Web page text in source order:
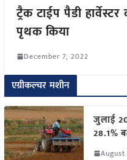
ट्रैक टाईप पैडी
पृथक किया
December 7, 2022
एग्रीकल्चर मशीन
जुलाई
28.1%